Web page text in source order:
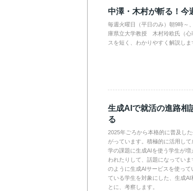
中澤・木村が斬る！今
毎週火曜日（平日のみ）朝9時
庫県立大学教授 木村玲欧氏（心
スを短く、わかりやすく解説しま
生成AIで就活の進路相
る
2025年ごろから本格的に普及し
がっています。積極的に活用し
学の課題に生成AIを使う学生が
われたりして、話題になってい
のように生成AIサービスを使っ
ている学生を対象にした、生成
とに、考察します。